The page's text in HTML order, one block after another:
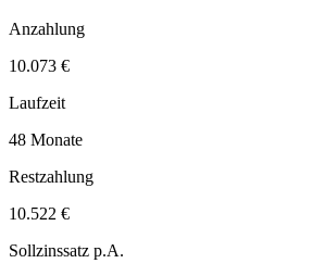
Anzahlung
10.073 €
Laufzeit
48 Monate
Restzahlung
10.522 €
Sollzinssatz p.A.